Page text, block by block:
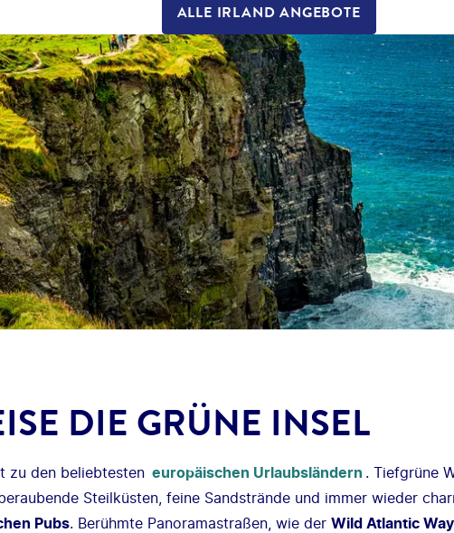
ALLE IRLAND ANGEBOTE
DIE GRÜNE INSEL
zu den beliebtesten europäischen Urlaubsländern . Tiefgrüne
Steilküsten, feine Sandstrände und immer wieder
Pubs. Berühmte Panoramastraßen, wie der Wild Atlantic Way